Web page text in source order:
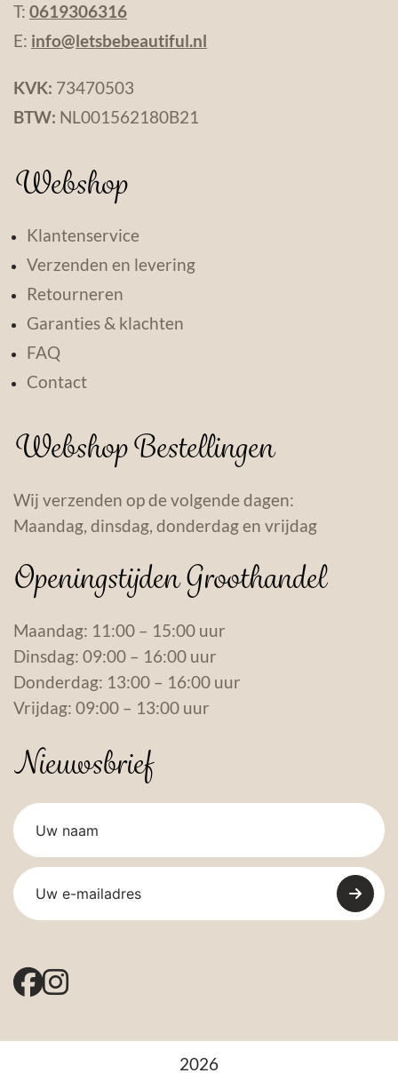
T: 0619306316
E: info@letsbebeautiful.nl
KVK: 73470503
BTW: NL001562180B21
Webshop
Klantenservice
Verzenden en levering
Retourneren
Garanties & klachten
FAQ
Contact
Webshop Bestellingen
Wij verzenden op de volgende dagen:
Maandag, dinsdag, donderdag en vrijdag
Openingstijden Groothandel
Maandag: 11:00 – 15:00 uur
Dinsdag: 09:00 – 16:00 uur
Donderdag: 13:00 – 16:00 uur
Vrijdag: 09:00 – 13:00 uur
Nieuwsbrief
2026